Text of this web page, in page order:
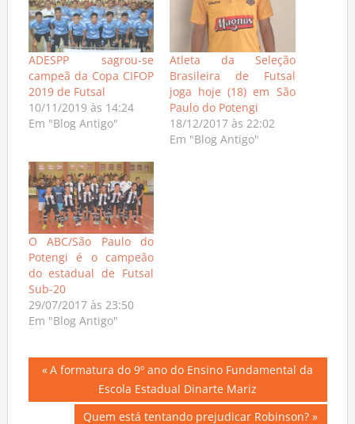
ADESPP sagrou-se
campeã da Copa CIFOP
2019 de Futsal
10/11/2019 às 14:24
Em "Blog Antigo"
Atleta da Seleção
Brasileira de Futsal
joga hoje (18) em São
Paulo do Potengi
18/12/2017 às 22:02
Em "Blog Antigo"
O ABC/São Paulo do
Potengi é o campeão
do estadual de Futsal
Sub-20
29/07/2017 às 23:50
Em "Blog Antigo"
Navegação
de
Previous
A formatura do 9º ano do Ensino Fundamental da
Escola Estadual Dinarte Mariz
Next
Quem está tentando prejudicar Robinson?